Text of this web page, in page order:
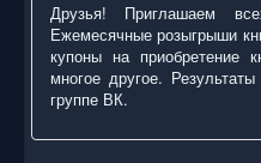
Друзья! Приглашаем
Ежемесячные розыгрыши
купоны на приобретение
многое другое.
группе ВК.